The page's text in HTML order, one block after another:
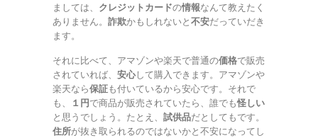
ましては、 クレジットカードの情報なんて教えたく
ありません。 詐欺かもしれないと不安だっていだき
ます。
それに比べて、アマゾンや楽天で普通の価格で販売
されていれば、 安心して購入できます。アマゾンや
楽天なら保証も付いているから安心です。それで
も、
１円で商品が販売されていたら、誰でも怪しい
と思うでしょう。たとえ、 試供品だとしてもです。
住所が抜き取られるのではないかと不安になってし